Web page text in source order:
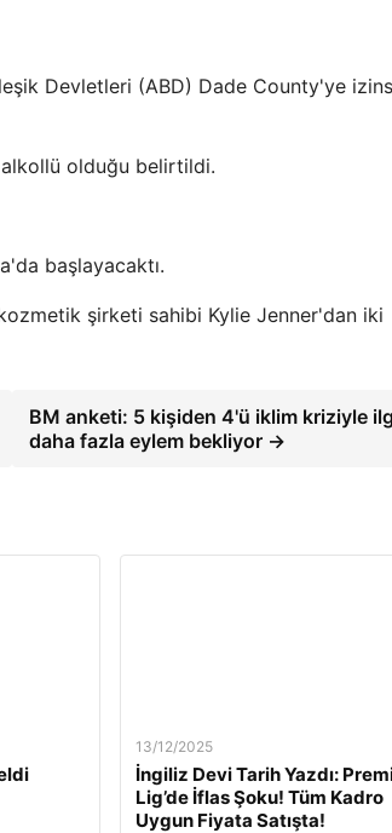
Devletleri (ABD) Dade County'ye
alkollü olduğu belirtildi.
başlayacaktı.
şirketi sahibi Kylie Jenner'dan iki
BM anketi: 5 kişiden 4'ü iklim kriziyle
daha fazla eylem bekliyor →
13/12/2025
İngiliz Devi Tarih Yazdı:
Lig’de İflas Şoku! Tüm Kadro
Uygun Fiyata Satışta!